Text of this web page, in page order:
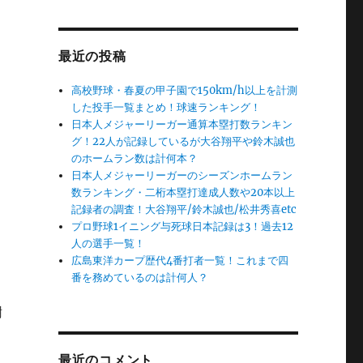
最近の投稿
高校野球・春夏の甲子園で150km/h以上を計測
した投手一覧まとめ！球速ランキング！
日本人メジャーリーガー通算本塁打数ランキン
グ！22人が記録しているが大谷翔平や鈴木誠也
のホームラン数は計何本？
日本人メジャーリーガーのシーズンホームラン
数ランキング・二桁本塁打達成人数や20本以上
記録者の調査！大谷翔平/鈴木誠也/松井秀喜etc
プロ野球1イニング与死球日本記録は3！過去12
人の選手一覧！
広島東洋カープ歴代4番打者一覧！これまで四
番を務めているのは計何人？